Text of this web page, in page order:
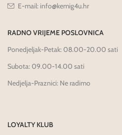
E-mail: info@kemig4u.hr
RADNO VRIJEME POSLOVNICA
Ponedjeljak-Petak: 08.00-20.00 sati
Subota: 09.00-14.00 sati
Nedjelja-Praznici: Ne radimo
LOYALTY KLUB